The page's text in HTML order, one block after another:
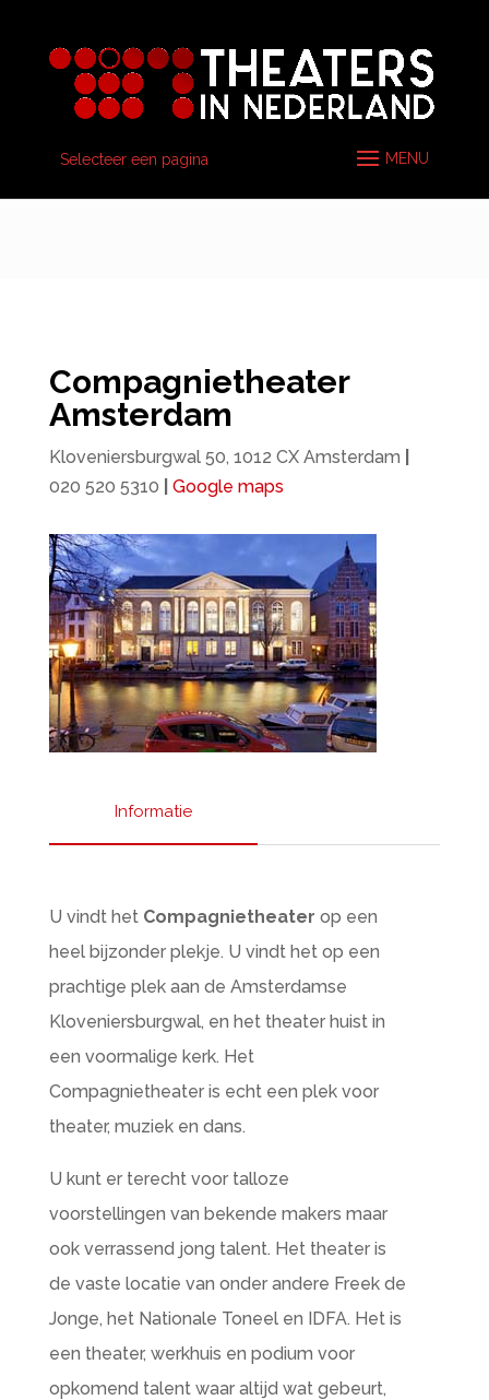
Selecteer een pagina
Compagnietheater
Amsterdam
Kloveniersburgwal 50, 1012 CX Amsterdam
020 520 5310
Google maps
Informatie
U vindt het Compagnietheater op een
heel bijzonder plekje. U vindt het op een
prachtige plek aan de Amsterdamse
Kloveniersburgwal, en het theater huist in
een voormalige kerk. Het
Compagnietheater is echt een plek voor
theater, muziek en dans.
U kunt er terecht voor talloze
voorstellingen van bekende makers maar
ook verrassend jong talent. Het theater is
de vaste locatie van onder andere Freek de
Jonge, het Nationale Toneel en IDFA. Het is
een theater, werkhuis en podium voor
opkomend talent waar altijd wat gebeurt,